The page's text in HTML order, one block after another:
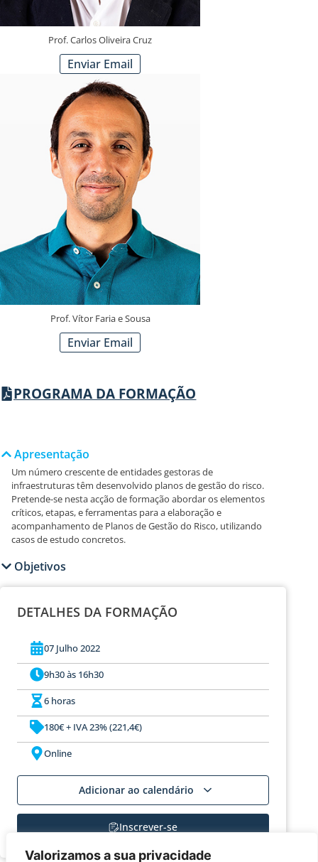
Valorizamos a sua privacidade
Prof. Carlos Oliveira Cruz
Enviar Email
Prof. Vítor Faria e Sousa
Enviar Email
PROGRAMA DA FORMAÇÃO
Apresentação
Um número crescente de entidades gestoras de
infraestruturas têm desenvolvido planos de gestão do risco.
Pretende-se nesta acção de formação abordar os elementos
críticos, etapas, e ferramentas para a elaboração e
acompanhamento de Planos de Gestão do Risco, utilizando
casos de estudo concretos.
Objetivos
DETALHES DA FORMAÇÃO
07 Julho 2022
9h30 às 16h30
6 horas
180€ + IVA 23% (221,4€)
Online
Adicionar ao calendário
Inscrever-se